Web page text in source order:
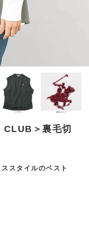
＞裏毛切
スタイルのベスト